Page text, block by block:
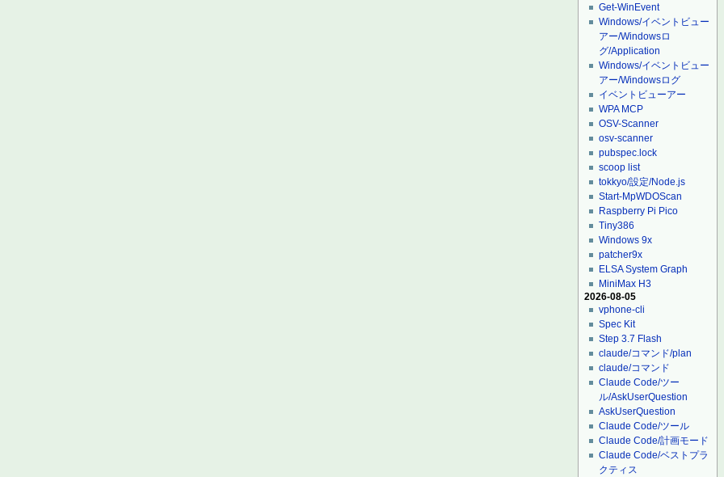
Get-WinEvent
Windows/イベントビュー
アー/Windowsロ
グ/Application
Windows/イベントビュー
アー/Windowsログ
イベントビューアー
WPA MCP
OSV-Scanner
osv-scanner
pubspec.lock
scoop list
tokkyo/設定/Node.js
Start-MpWDOScan
Raspberry Pi Pico
Tiny386
Windows 9x
patcher9x
ELSA System Graph
MiniMax H3
2026-08-05
vphone-cli
Spec Kit
Step 3.7 Flash
claude/コマンド/plan
claude/コマンド
Claude Code/ツー
ル/AskUserQuestion
AskUserQuestion
Claude Code/ツール
Claude Code/計画モード
Claude Code/ベストプラ
クティス